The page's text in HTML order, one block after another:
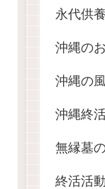
永代供
沖縄の
沖縄の
沖縄終
無縁墓
終活活